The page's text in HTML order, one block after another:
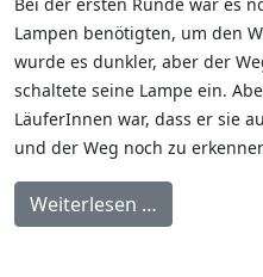
Lampen benötigten, um den
wurde es dunkler, aber der
schaltete seine Lampe ein.
LäuferInnen war, dass er sie
und der Weg noch zu
Weiterlesen …